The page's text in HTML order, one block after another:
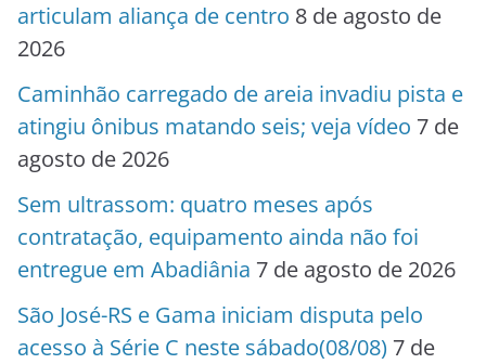
articulam aliança de centro 8 de agosto de
2026
Caminhão carregado de areia invadiu pista e
atingiu ônibus matando seis; veja vídeo 7 de
agosto de 2026
Sem ultrassom: quatro meses após
contratação, equipamento ainda não foi
entregue em Abadiânia 7 de agosto de 2026
São José-RS e Gama iniciam disputa pelo
acesso à Série C neste sábado(08/08) 7 de